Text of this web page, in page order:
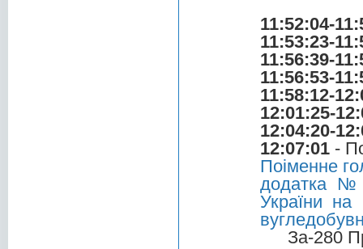
11:52:04-
11:53:23-
11:56:39-
11:56:53-
11:58:12-
12:01:25-
12:04:20-
12:07:01 -
Поіменне
додатка №
України на
За-280